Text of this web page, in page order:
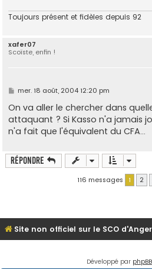
Toujours présent et fidèles depuis 92
xafer07
Scoïste, enfin !
M
s
s
a
g
e
mer. 18 août, 2004 12:20 pm
On va aller le chercher dans
attaquant ? Si Kasso n'a jamais
n'a fait que l'équivalent du CFA...
Répondre
116 messages 1 2
Site non officiel sur le SCO
Développé par phpBB